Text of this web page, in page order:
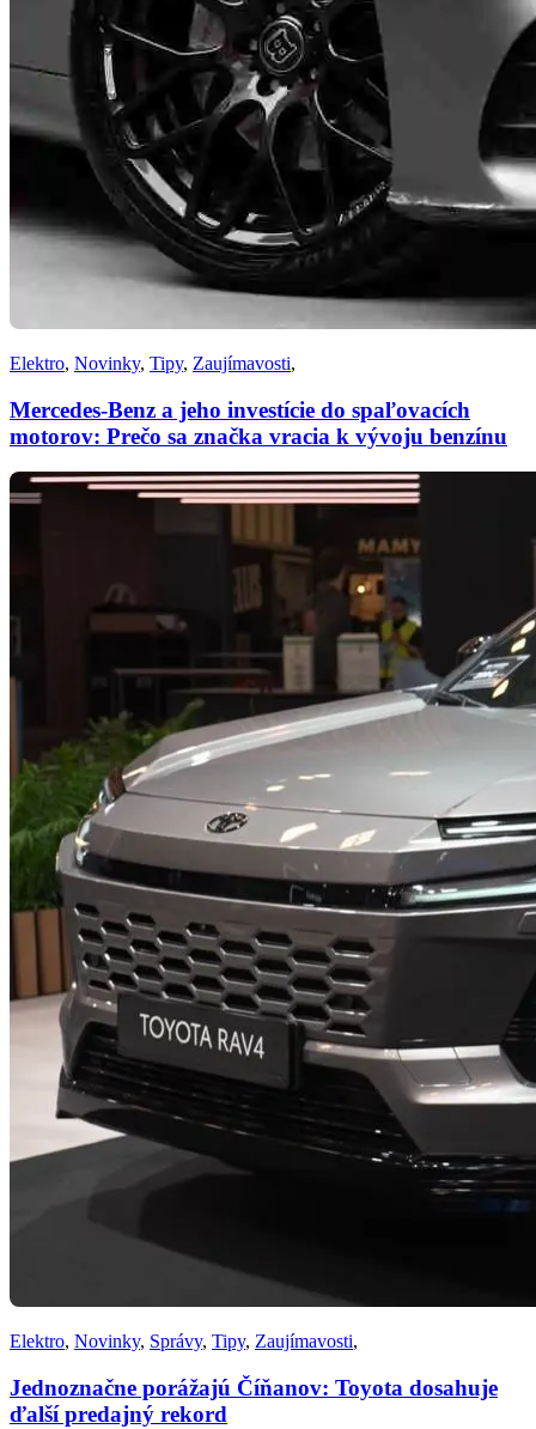
Elektro, Novinky, Tipy, Zaujímavosti,
Mercedes-Benz a jeho investície do spaľovacích
motorov: Prečo sa značka vracia k vývoju benzínu
Elektro, Novinky, Správy, Tipy, Zaujímavosti,
Jednoznačne porážajú Číňanov: Toyota dosahuje
ďalší predajný rekord